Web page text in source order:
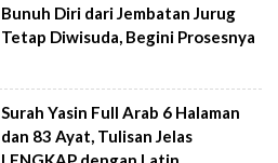
Bunuh Diri dari Jembatan Jurug
Tetap Diwisuda, Begini Prosesnya
Surah Yasin Full Arab 6 Halaman
dan 83 Ayat, Tulisan Jelas